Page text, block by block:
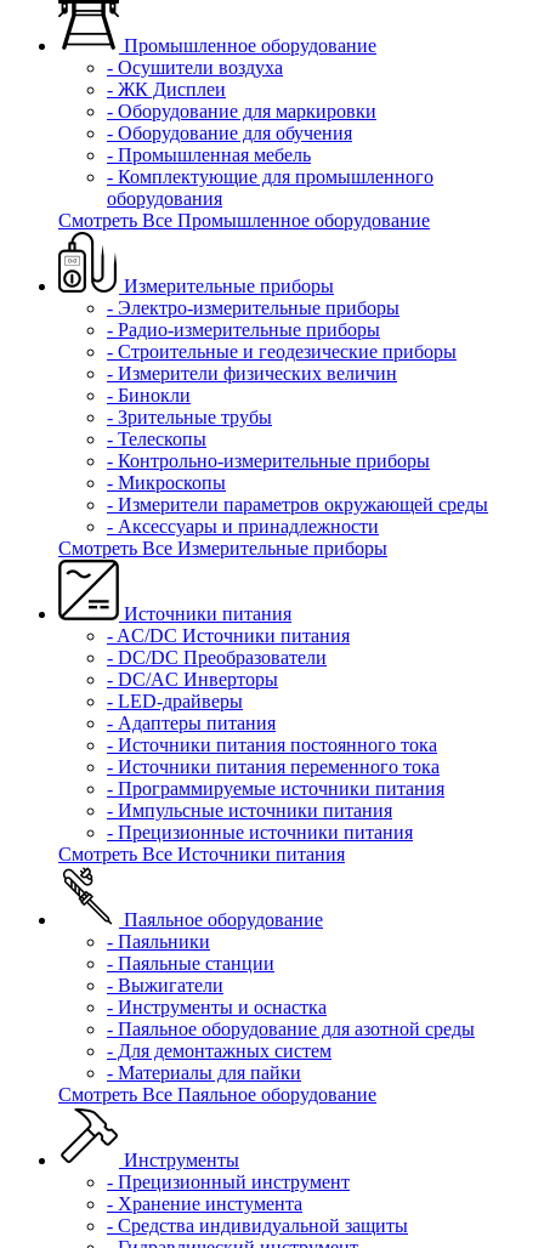
Промышленное оборудование
- Осушители воздуха
- ЖК Дисплеи
- Оборудование для маркировки
- Оборудование для обучения
- Промышленная мебель
- Комплектующие для промышленного
оборудования
Смотреть Все Промышленное оборудование
Измерительные приборы
- Электро-измерительные приборы
- Радио-измерительные приборы
- Строительные и геодезические приборы
- Измерители физических величин
- Бинокли
- Зрительные трубы
- Телескопы
- Контрольно-измерительные приборы
- Микроскопы
- Измерители параметров окружающей среды
- Аксессуары и принадлежности
Смотреть Все Измерительные приборы
Источники питания
- AC/DC Источники питания
- DC/DC Преобразователи
- DC/AC Инверторы
- LED-драйверы
- Адаптеры питания
- Источники питания постоянного тока
- Источники питания переменного тока
- Программируемые источники питания
- Импульсные источники питания
- Прецизионные источники питания
Смотреть Все Источники питания
Паяльное оборудование
- Паяльники
- Паяльные станции
- Выжигатели
- Инструменты и оснастка
- Паяльное оборудование для азотной среды
- Для демонтажных систем
- Материалы для пайки
Смотреть Все Паяльное оборудование
Инструменты
- Прецизионный инструмент
- Хранение инстумента
- Средства индивидуальной защиты